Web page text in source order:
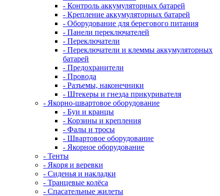
- Контроль аккумуляторных батарей
- Крепление аккумуляторных батарей
- Оборудование для берегового питания
- Панели переключателей
- Переключатели
- Переключатели и клеммы аккумуляторных
батарей
- Предохранители
- Провода
- Разъемы, наконечники
- Штекеры и гнезда прикуривателя
- Якорно-швартовое оборудование
- Буи и кранцы
- Корзины и крепления
- Фалы и тросы
- Швартовое оборудование
- Якорное оборудование
- Тенты
- Якоря и веревки
- Сиденья и накладки
- Транцевые колёса
- Спасательные жилеты